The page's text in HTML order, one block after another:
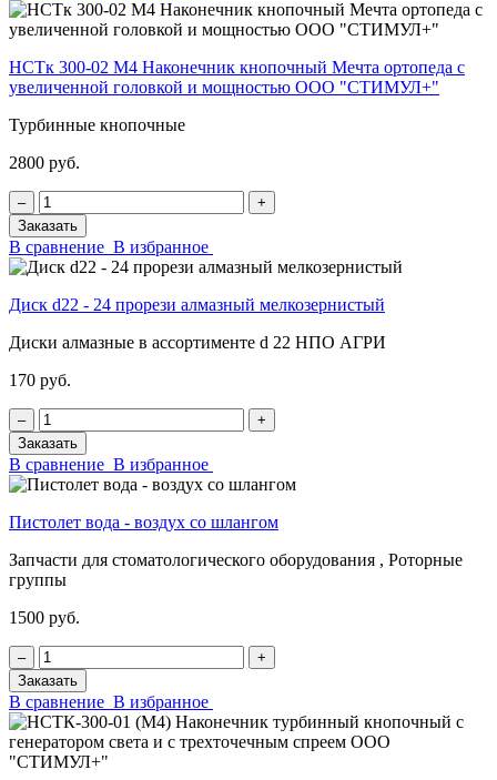
НСТк 300-02 М4 Наконечник кнопочный Мечта ортопеда с
увеличенной головкой и мощностью ООО "СТИМУЛ+"
Турбинные кнопочные
2800 руб.
‒
+
Заказать
В сравнение В избранное
Диск d22 - 24 прорези алмазный мелкозернистый
Диски алмазные в ассортименте d 22 НПО АГРИ
170 руб.
‒
+
Заказать
В сравнение В избранное
Пистолет вода - воздух со шлангом
Запчасти для стоматологического оборудования , Роторные
группы
1500 руб.
‒
+
Заказать
В сравнение В избранное